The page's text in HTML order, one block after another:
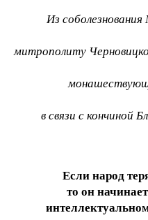
Из
митрополиту
в связи с кончиной
Если народ
то он